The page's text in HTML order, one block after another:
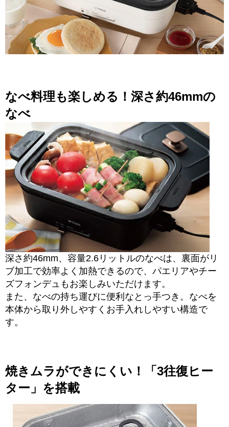
なべ料理も楽しめる！深さ約46mmの
なべ
深さ約46mm、容量2.6リットルのなべは、裏面がリ
ブ加工で効率よく加熱できるので、パエリアやチー
ズフォンデュもお楽しみいただけます。
また、なべの持ち運びに便利なとっ手つき。なべを
本体から取り外しやすくお手入れしやすい構造で
す。
焼きムラができにくい！「3往復ヒー
ター」を搭載